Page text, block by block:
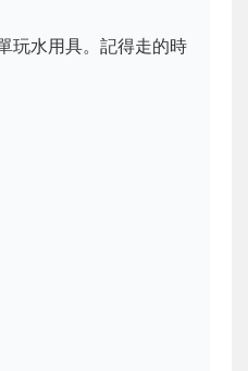
玩水用具。記得走的時